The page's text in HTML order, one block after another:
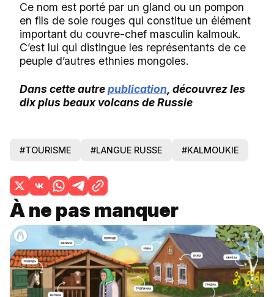
Ce nom est porté par un gland ou un pompon
en fils de soie rouges qui constitue un élément
important du couvre-chef masculin kalmouk.
C’est lui qui distingue les représentants de ce
peuple d’autres ethnies mongoles.
Dans cette autrepublication , découvrez les
dix plus beaux volcans de Russie
#TOURISME #LANGUE RUSSE #KALMOUKIE
À ne pas manquer